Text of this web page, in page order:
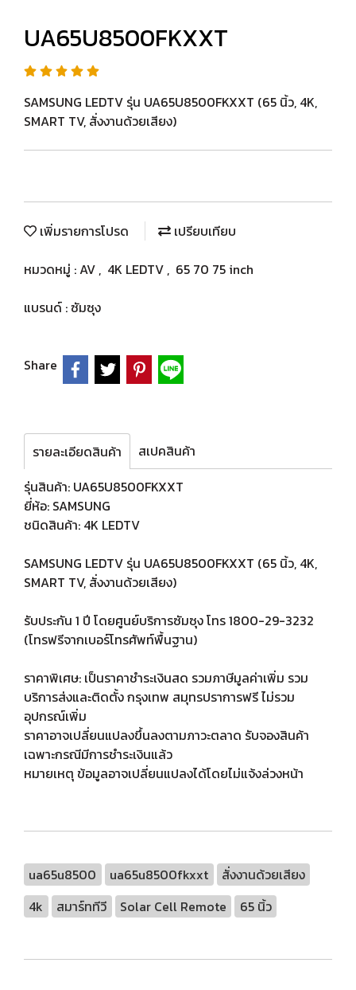
UA65U8500FKXXT
SAMSUNG LEDTV รุ่น UA65U8500FKXXT (65 นิ้ว, 4K,
SMART TV, สั่งงานด้วยเสียง)
เพิ่มรายการโปรด
เปรียบเทียบ
หมวดหมู่ :AV , 4K LEDTV , 65 70 75 inch
แบรนด์ : ซัมซุง
Share
รายละเอียดสินค้า
สเปคสินค้า
รุ่นสินค้า: UA65U8500FKXXT
ยี่ห้อ: SAMSUNG
ชนิดสินค้า: 4K LEDTV
SAMSUNG LEDTV รุ่น UA65U8500FKXXT (65 นิ้ว, 4K,
SMART TV, สั่งงานด้วยเสียง)
รับประกัน 1 ปี โดยศูนย์บริการซัมซุง โทร 1800-29-3232
(โทรฟรีจากเบอร์โทรศัพท์พื้นฐาน)
ราคาพิเศษ: เป็นราคาชำระเงินสด รวมภาษีมูลค่าเพิ่ม รวม
บริการส่งและติดตั้ง กรุงเทพ สมุทรปราการฟรี ไม่รวม
อุปกรณ์เพิ่ม
ราคาอาจเปลี่ยนแปลงขึ้นลงตามภาวะตลาด รับจองสินค้า
เฉพาะกรณีมีการชำระเงินแล้ว
หมายเหตุ ข้อมูลอาจเปลี่ยนแปลงได้โดยไม่แจ้งล่วงหน้า
ua65u8500 ua65u8500fkxxt
สั่งงานด้วยเสียง
4k
สมาร์ททีวี Solar Cell Remote 65 นิ้ว